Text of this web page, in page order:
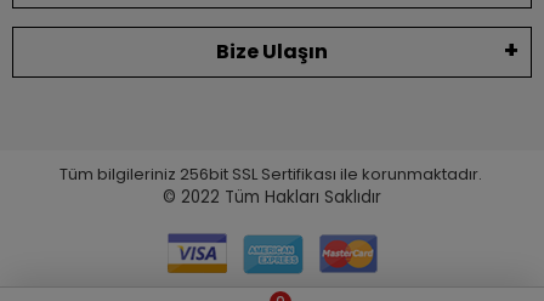
Bize Ulaşın
Tüm bilgileriniz 256bit SSL Sertifikası ile korunmaktadır.
© 2022 Tüm Hakları Saklıdır